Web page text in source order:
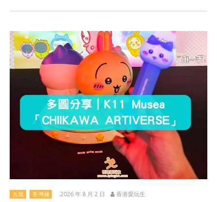
九龍 荃灣綫 2026 年 8 月 2 日 香港愛玩生